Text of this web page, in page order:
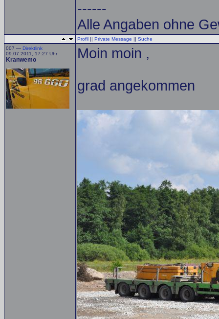
------
Alle Angaben ohne
Profil || Private Message || Suche
007 — Direktlink
09.07.2011, 17:27 Uhr
Kranwemo Moin moin ,
grad angekommen